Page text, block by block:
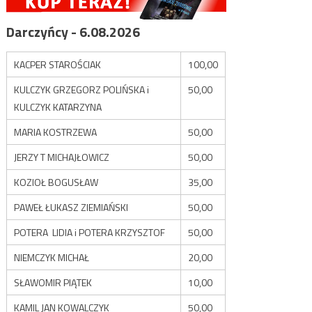
Darczyńcy - 6.08.2026
KACPER STAROŚCIAK
100,00
KULCZYK GRZEGORZ POLIŃSKA i
KULCZYK KATARZYNA
50,00
MARIA KOSTRZEWA
50,00
JERZY T MICHAJŁOWICZ
50,00
KOZIOŁ BOGUSŁAW
35,00
PAWEŁ ŁUKASZ ZIEMIAŃSKI
50,00
POTERA LIDIA i POTERA KRZYSZTOF
50,00
NIEMCZYK MICHAŁ
20,00
SŁAWOMIR PIĄTEK
10,00
KAMIL JAN KOWALCZYK
50,00